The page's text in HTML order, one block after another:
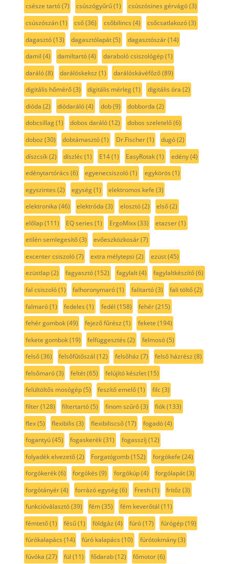
csésze tartó(7) csúszógyűrű(1) csúszósines gérvágó(3)
csúszószán(1) cső(36) csőbilincs (4) csőcsatlakozó(3)
dagasztó(13) dagasztólapát(5) dagasztószár(14)
damil (4) damiltartó(4) daraboló csiszológép(1)
daráló(8) darálóskeksz (1) darálóskávéfőző(89)
digitális hőmérő(3) digitális mérleg(1) digitális óra (2)
dióda (2) diódaráló(4) dob(9) dobborda (2)
dobcsillag(1) dobos daráló(12) dobos szeletelő(6)
doboz (30) dobtámasztó(1) Dr.Fischer(1) dugó(2)
díszcsík(2) díszléc(1) E14(1) EasyRotak(1) edény(4)
edénytartórács (6) egyenecsiszoló(1) egykörös (1)
egyszintes (2) egység(1) elektromos kefe (3)
elektronika (46) elektróda (3) elosztó(2) első(2)
előlap(111) EQ series (1) ErgoMixx(33) etazser(1)
etilén semlegesítő(3) evőeszközkosár(7)
excenter csiszoló(7) extra mélytepsi (2) ezüst(45)
ezüstlap(2) fagyasztó(152) fagylalt(4) fagylaltkészítő(6)
fal csiszoló(1) falhoronymaró(1) falitartó(3) fali töltő(2)
falmaró(1) fedeles (1) fedél (158) fehér(215)
fehér gombok(49) fejező fűrész (1) fekete (194)
fekete gombok(19) felfüggesztés (2) felmosó(5)
felső(36) felsőfűtőszál (12) felsőház (7) felső házrész (8)
felsőmaró(3) feltét(65) felújító készlet(15)
felültöltős mosógép(5) feszítő emelő(1) filc(3)
filter(128) filtertartó(5) finom szűrő(3) fiók(133)
flex(5) flexibilis (3) flexibiliscső(17) fogadó(4)
fogantyú(45) fogaskerék(31) fogasszíj (12)
folyadék elvezető(2) Forgatógomb(152) forgókefe (24)
forgókerék(6) forgókés (9) forgókúp(4) forgólapát(3)
forgótányér(4) forrázó egység(6) Fresh(1) fritőz (3)
funkcióválasztó(39) fém(35) fém keverőtál (11)
fémtető(1) fésű(1) földgáz (4) fúró(17) fúrógép(19)
fúrókalapács (14) fúró kalapács (10) fúrótokmány(3)
fúvóka (27) fül (11) fődarab(12) főmotor(6)